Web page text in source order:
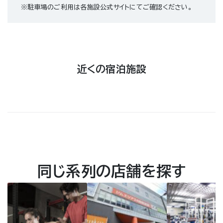
※駐車場のご利用は各施設公式サイトにてご確認ください。
近くの宿泊施設
同じ系列の店舗を探す